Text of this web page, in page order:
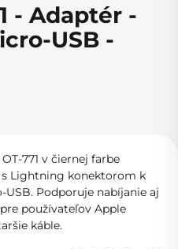
- Adaptér -
USB -
771 v čiernej farbe
Lightning konektorom k
Podporuje nabíjanie aj
používateľov Apple
káble.